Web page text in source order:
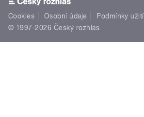
Cookies Osobní údaje Podmínky užití
© 1997-2026 Český rozhlas